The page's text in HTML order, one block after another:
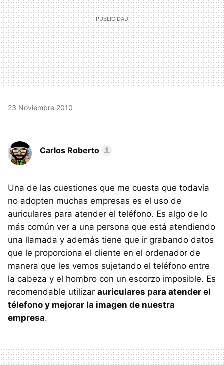
23 Noviembre 2010
Carlos Roberto
Una de las cuestiones que me cuesta que todavía
no adopten muchas empresas es el uso de
auriculares para atender el teléfono. Es algo de lo
más común ver a una persona que está atendiendo
una llamada y además tiene que ir grabando datos
que le proporciona el cliente en el ordenador de
manera que les vemos sujetando el teléfono entre
la cabeza y el hombro con un escorzo imposible. Es
recomendable utilizar auriculares para atender el
télefono y mejorar la imagen de nuestra
empresa.